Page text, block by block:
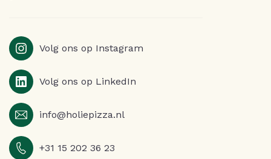
Volg ons op Instagram
Volg ons op LinkedIn
info@holiepizza.nl
+31 15 202 36 23